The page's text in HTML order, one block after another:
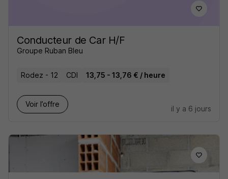
Conducteur de Car H/F
Groupe Ruban Bleu
Rodez - 12 CDI 13,75 - 13,76 € / heure
Voir l’offre
il y a 6 jours